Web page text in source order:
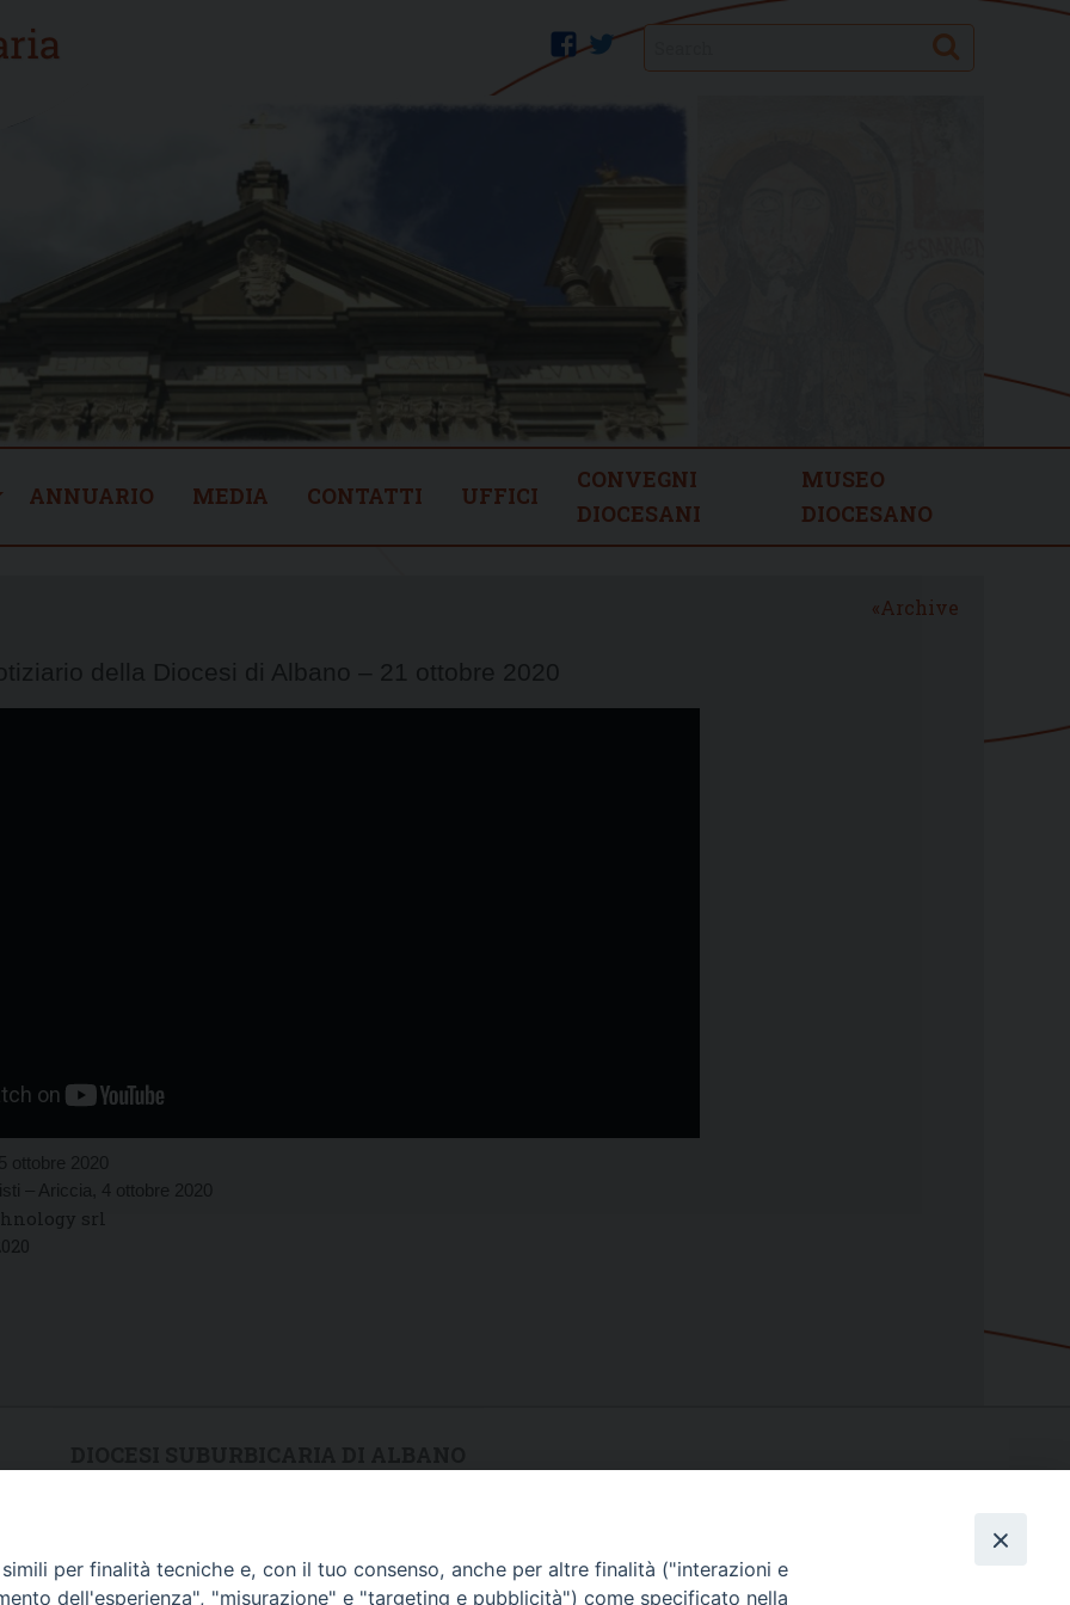
twitter
facebook Search
ANNUARIO MEDIA CONTATTI UFFICI
CONVEGNI
DIOCESANI
MUSEO
DIOCESANO
Archive
della Diocesi di Albano – 21 ottobre 2020
ottobre 2020
– Ariccia, 4 ottobre 2020
srl
Orari: dal Lunedì al Venerdì Ore: 9:00 - 13:00
per finalità tecniche e, con il tuo consenso, anche per altre finalità ("interazioni e
dell'esperienza", "misurazione" e "targeting e pubblicità") come specificato nella